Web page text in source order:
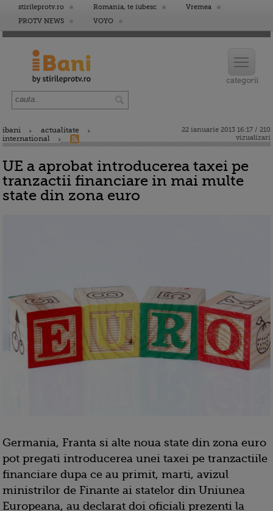
stirileprotv.ro Romania, te iubesc
Vremea
PROTV NEWS
VOYO
ibani
actualitate
international
22 ianuarie 2013 16:17 / 210
vizualizari
UE a aprobat introducerea taxei pe
tranzactii financiare in mai multe
state din zona euro
Germania, Franta si alte noua state din zona euro
pot pregati introducerea unei taxei pe tranzactiile
financiare dupa ce au primit, marti, avizul
ministrilor de Finante ai statelor din Uniunea
Europeana, au declarat doi oficiali prezenti la